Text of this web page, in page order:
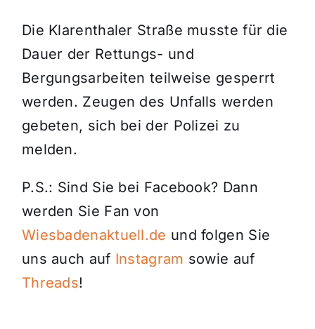
Die Klarenthaler Straße musste für die
Dauer der Rettungs- und
Bergungsarbeiten teilweise gesperrt
werden. Zeugen des Unfalls werden
gebeten, sich bei der Polizei zu
melden.
P.S.: Sind Sie bei Facebook? Dann
werden Sie Fan von
Wiesbadenaktuell.de und folgen Sie
uns auch auf Instagram sowie auf
Threads!